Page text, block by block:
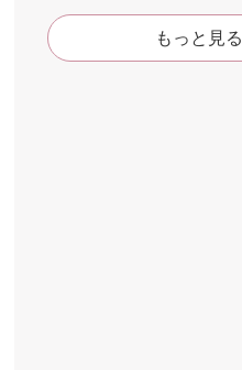
もっと見る